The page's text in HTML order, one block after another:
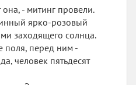
она, - митинг провели.
ярко-розовый
заходящего солнца.
поля, перед ним -
человек пятьдесят